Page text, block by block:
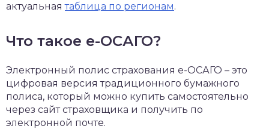
актуальнаятаблица по регионам.
Что такое е-ОСАГО?
Электронный полис страхования е-ОСАГО – это
цифровая версия традиционного бумажного
полиса, который можно купить самостоятельно
через сайт страховщика и получить по
электронной почте.